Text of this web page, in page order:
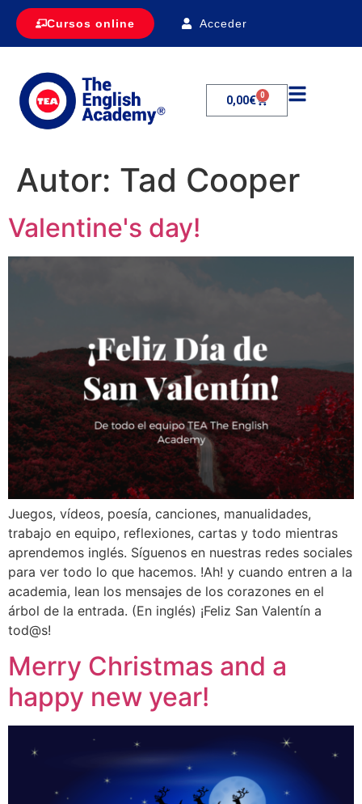
Cursos online Acceder
0,00€ 0
Autor: Tad Cooper
Valentine's day!
Juegos, vídeos, poesía, canciones, manualidades,
trabajo en equipo, reflexiones, cartas y todo mientras
aprendemos inglés. Síguenos en nuestras redes sociales
para ver todo lo que hacemos. !Ah! y cuando entren a la
academia, lean los mensajes de los corazones en el
árbol de la entrada. (En inglés) ¡Feliz San Valentín a
tod@s!
Merry Christmas and a
happy new year!